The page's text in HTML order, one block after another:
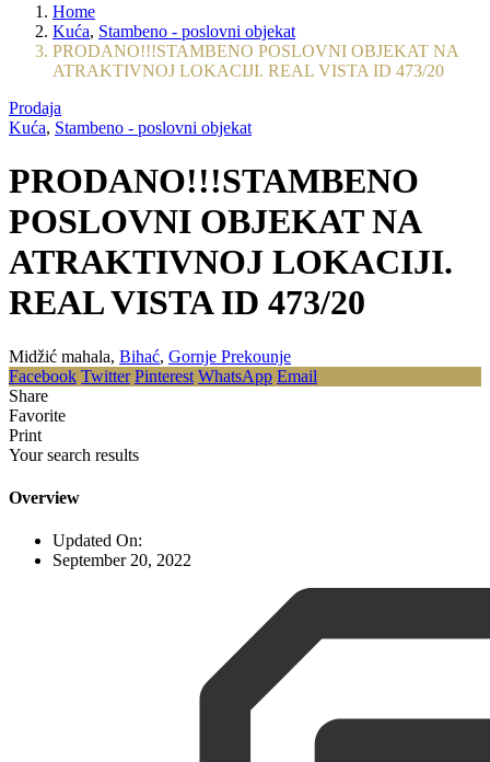
Home
Kuća, Stambeno - poslovni objekat
PRODANO!!!STAMBENO POSLOVNI OBJEKAT NA
ATRAKTIVNOJ LOKACIJI. REAL VISTA ID 473/20
Prodaja
Kuća, Stambeno - poslovni objekat
PRODANO!!!STAMBENO
POSLOVNI OBJEKAT NA
ATRAKTIVNOJ LOKACIJI.
REAL VISTA ID 473/20
Midžić mahala, Bihać, Gornje Prekounje
Facebook Twitter Pinterest WhatsApp Email
Share
Favorite
Print
Your search results
Overview
Updated On:
September 20, 2022